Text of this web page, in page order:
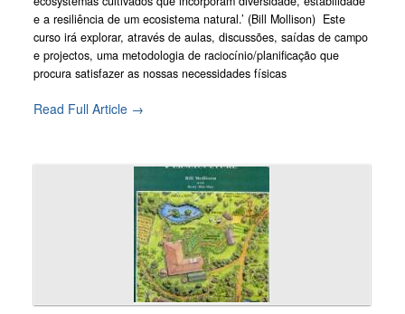
e a resiliência de um ecosistema natural.’ (Bill Mollison) Este
curso irá explorar, através de aulas, discussões, saídas de campo
e projectos, uma metodologia de raciocínio/planificação que
procura satisfazer as nossas necessidades físicas
Read Full Article →